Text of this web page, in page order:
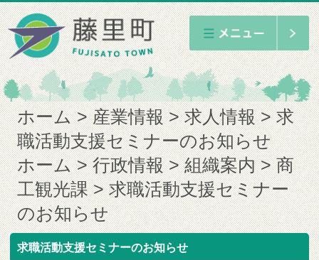
ホーム 産業情報 求人情報
求
職活動支援セミナーのお知らせ
ホーム
行政情報 組織案内
商
工観光課
求職活動支援セミナー
のお知らせ
求職活動支援セミナーのお知らせ